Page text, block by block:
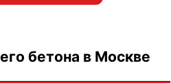
бетона в Москве